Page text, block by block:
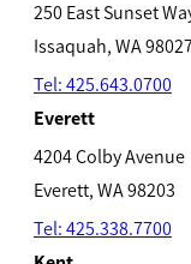
250 East Sunset
Issaquah, WA
Tel: 425.643.0700
Everett
4204 Colby Avenue
Everett, WA 98203
Tel: 425.338.7700